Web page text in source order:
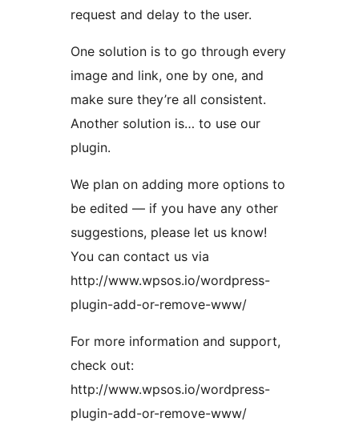
request and delay to the user.
One solution is to go through every
image and link, one by one, and
make sure they’re all consistent.
Another solution is… to use our
plugin.
We plan on adding more options to
be edited — if you have any other
suggestions, please let us know!
You can contact us via
http://www.wpsos.io/wordpress-
plugin-add-or-remove-www/
For more information and support,
check out:
http://www.wpsos.io/wordpress-
plugin-add-or-remove-www/